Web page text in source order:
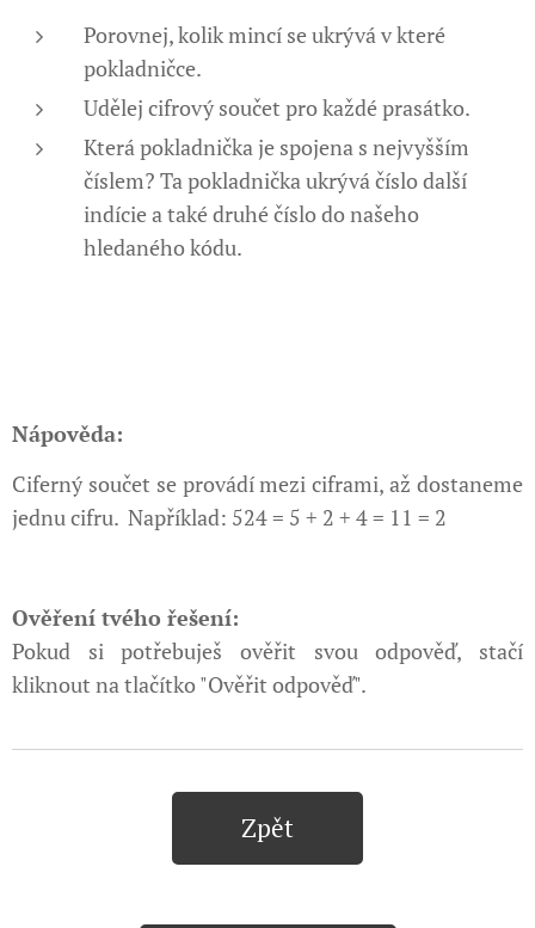
Porovnej, kolik mincí se ukrývá v které
pokladničce.
Udělej cifrový součet pro každé prasátko.
Která pokladnička je spojena s nejvyšším
číslem? Ta pokladnička ukrývá číslo další
indície a také druhé číslo do našeho
hledaného kódu.
Nápověda:
Ciferný součet se provádí mezi ciframi, až dostaneme
jednu cifru. Například: 524 = 5 + 2 + 4 = 11 = 2
Ověření tvého řešení:
Pokud si potřebuješ ověřit svou odpověď, stačí
kliknout na tlačítko "Ověřit odpověď".
Zpět